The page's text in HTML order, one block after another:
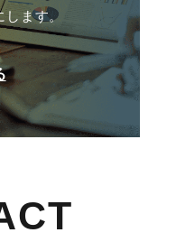
ます。